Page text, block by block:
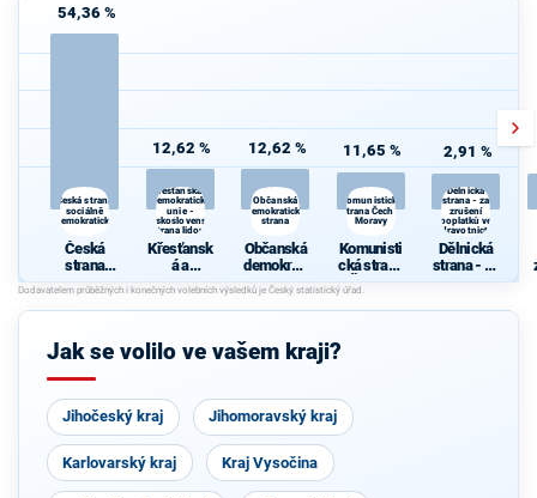
54,36 %
Česká strana
sociálně
demokratická
Česká
strana
sociálně
demokrati
cká
12,62 %
Křesťanská a
demokratická
unie -
Československá
strana lidová
Křesťansk
á a
demokrati
cká unie -
Českoslov
strana
12,62 %
Občanská
demokratická
strana
Občanská
demokrati
cká strana
11,65 %
Komunistická
strana Čech a
Moravy
Komunisti
cká strana
Čech a
Moravy
2,91 %
Dělnická
strana - za
zrušení
poplatků ve
zdravotnictví
Dělnická
strana - za
zrušení
ve
Jak se volilo ve vašem kraji?
Jihočeský kraj Jihomoravský kraj
Karlovarský kraj Kraj Vysočina